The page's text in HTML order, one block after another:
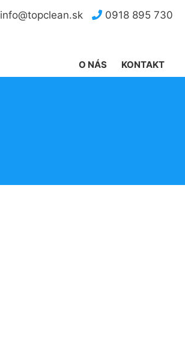
info@topclean.sk 0918 895 730
KONTAKT
O NÁS